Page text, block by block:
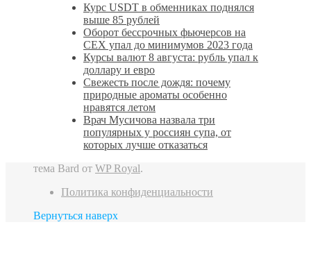
Курс USDT в обменниках поднялся
выше 85 рублей
Оборот бессрочных фьючерсов на
CEX упал до минимумов 2023 года
Курсы валют 8 августа: рубль упал к
доллару и евро
Свежесть после дождя: почему
природные ароматы особенно
нравятся летом
Врач Мусичова назвала три
популярных у россиян супа, от
которых лучше отказаться
тема Bard от WP Royal.
Политика конфиденциальности
Вернуться наверх